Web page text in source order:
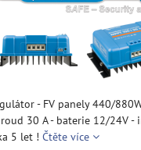
- FV panely 440/
30 A - baterie 12/24V -
5 let ! Čtěte více